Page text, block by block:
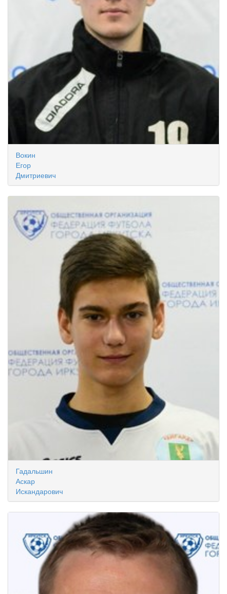
Вокин
Егор
Дмитриевич
Гадальшин
Аскар
Искандарович